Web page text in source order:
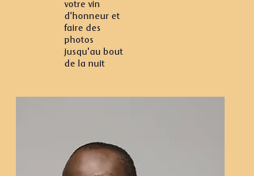
votre vin
d'honneur et
faire des
photos
jusqu'au bout
de la nuit